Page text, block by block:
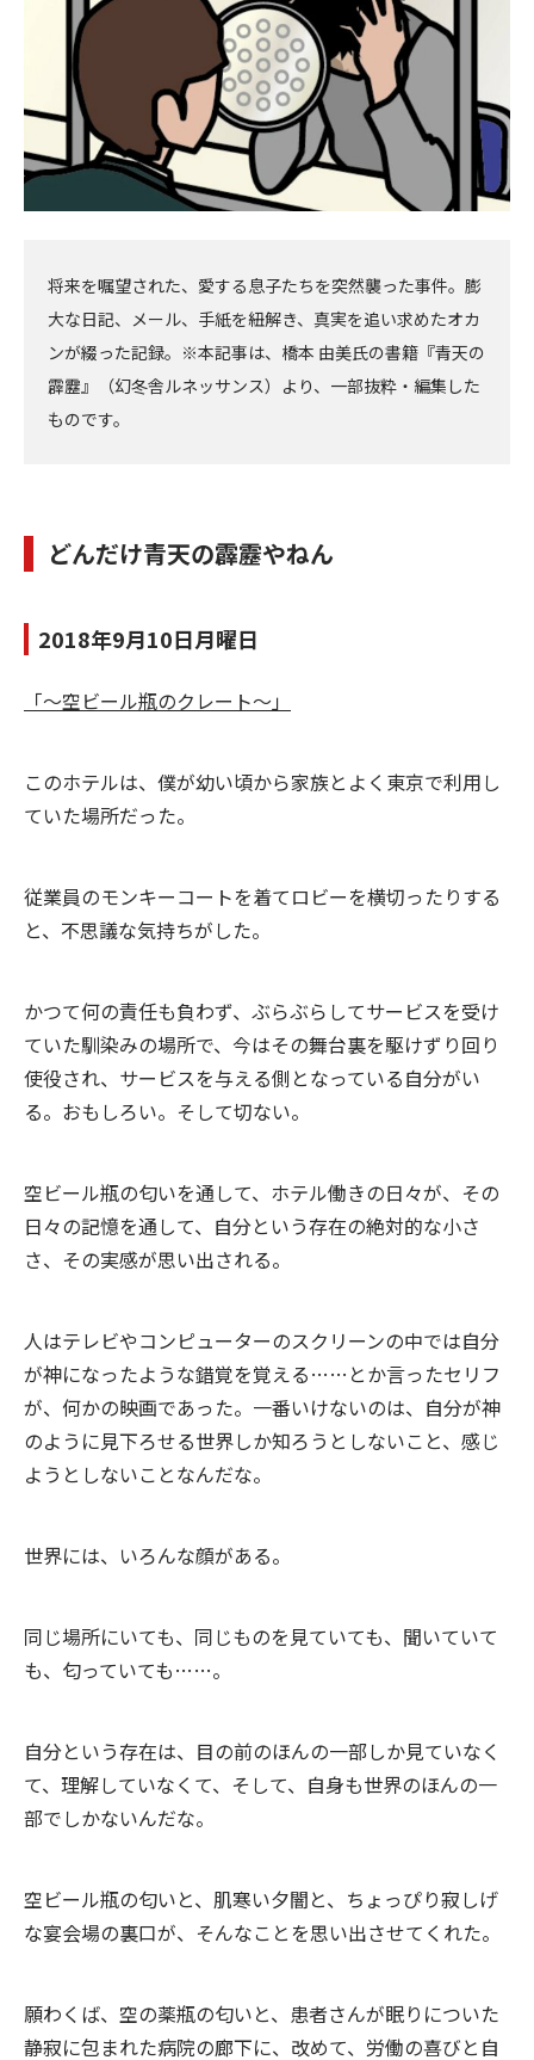
将来を嘱望された、愛する息子たちを突然襲った事件。膨
大な日記、メール、手紙を紐解き、真実を追い求めたオカ
ンが綴った記録。※本記事は、橋本 由美氏の書籍『青天の
霹靂』（幻冬舎ルネッサンス）より、一部抜粋・編集した
ものです。
どんだけ青天の霹靂やねん
2018年9月10日月曜日
「～空ビール瓶のクレート～」
このホテルは、僕が幼い頃から家族とよく東京で利用し
ていた場所だった。
従業員のモンキーコートを着てロビーを横切ったりする
と、不思議な気持ちがした。
かつて何の責任も負わず、ぶらぶらしてサービスを受け
ていた馴染みの場所で、今はその舞台裏を駆けずり回り
使役され、サービスを与える側となっている自分がい
る。おもしろい。そして切ない。
空ビール瓶の匂いを通して、ホテル働きの日々が、その
日々の記憶を通して、自分という存在の絶対的な小さ
さ、その実感が思い出される。
人はテレビやコンピューターのスクリーンの中では自分
が神になったような錯覚を覚える……とか言ったセリフ
が、何かの映画であった。一番いけないのは、自分が神
のように見下ろせる世界しか知ろうとしないこと、感じ
ようとしないことなんだな。
世界には、いろんな顔がある。
同じ場所にいても、同じものを見ていても、聞いていて
も、匂っていても……。
自分という存在は、目の前のほんの一部しか見ていなく
て、理解していなくて、そして、自身も世界のほんの一
部でしかないんだな。
空ビール瓶の匂いと、肌寒い夕闇と、ちょっぴり寂しげ
な宴会場の裏口が、そんなことを思い出させてくれた。
願わくば、空の薬瓶の匂いと、患者さんが眠りについた
静寂に包まれた病院の廊下に、改めて、労働の喜びと自